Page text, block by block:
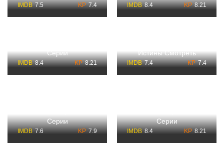
7.5 7.4 8.4 8.21
Серии
8.4 8.21
Истины Смотреть
7.4 7.4
Серии
7.6 7.9
Серии
8.4 8.21